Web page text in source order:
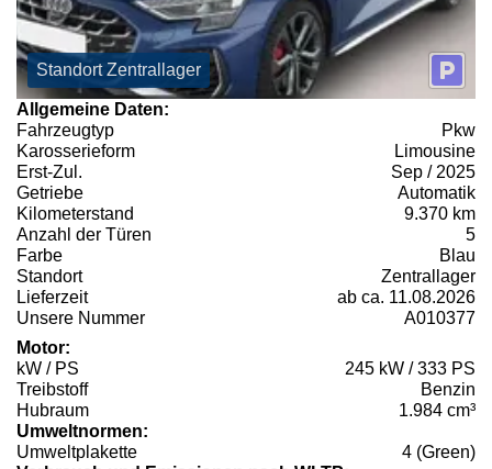
Standort Zentrallager
Allgemeine Daten:
Fahrzeugtyp
Pkw
Karosserieform
Limousine
Erst-Zul.
Sep / 2025
Getriebe
Automatik
Kilometerstand
9.370 km
Anzahl der Türen
5
Farbe
Blau
Standort
Zentrallager
Lieferzeit
ab ca. 11.08.2026
Unsere Nummer
A010377
Motor:
kW / PS
245 kW / 333 PS
Treibstoff
Benzin
Hubraum
1.984 cm³
Umweltnormen:
Umweltplakette
4 (Green)